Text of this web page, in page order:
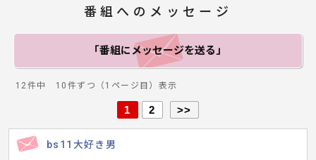
番組へのメッセージ
「番組にメッセージを送る」
12件中 10件ずつ（1ページ目）表示
1 2 >>
bs11大好き男